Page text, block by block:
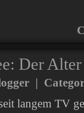
Der
|
langem TV